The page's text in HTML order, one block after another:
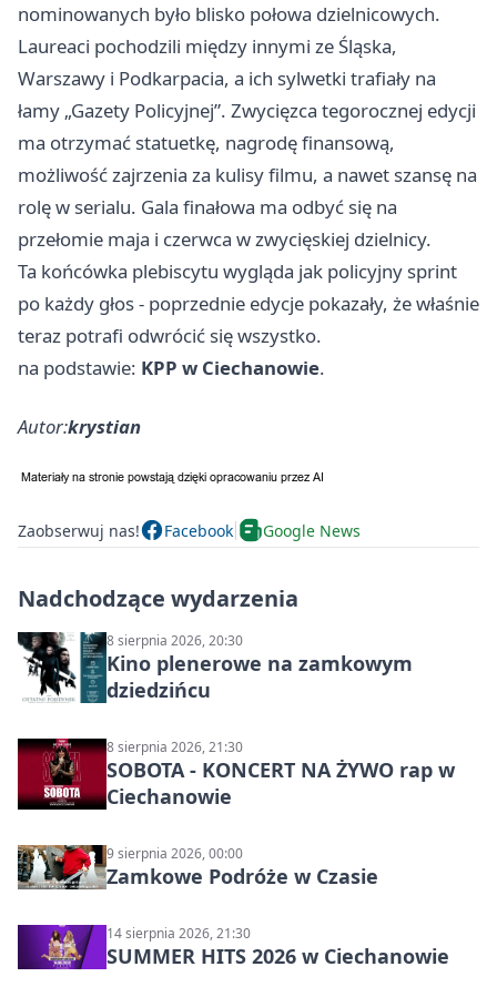
nominowanych było blisko połowa dzielnicowych.
Laureaci pochodzili między innymi ze Śląska,
Warszawy i Podkarpacia, a ich sylwetki trafiały na
łamy „Gazety Policyjnej”. Zwycięzca tegorocznej edycji
ma otrzymać statuetkę, nagrodę finansową,
możliwość zajrzenia za kulisy filmu, a nawet szansę na
rolę w serialu. Gala finałowa ma odbyć się na
przełomie maja i czerwca w zwycięskiej dzielnicy.
Ta końcówka plebiscytu wygląda jak policyjny sprint
po każdy głos - poprzednie edycje pokazały, że właśnie
teraz potrafi odwrócić się wszystko.
na podstawie: KPP w Ciechanowie.
Autor:krystian
Zaobserwuj nas! Facebook Google News
Nadchodzące wydarzenia
8 sierpnia 2026, 20:30
Kino plenerowe na zamkowym
dziedzińcu
8 sierpnia 2026, 21:30
SOBOTA - KONCERT NA ŻYWO rap w
Ciechanowie
9 sierpnia 2026, 00:00
Zamkowe Podróże w Czasie
14 sierpnia 2026, 21:30
SUMMER HITS 2026 w Ciechanowie